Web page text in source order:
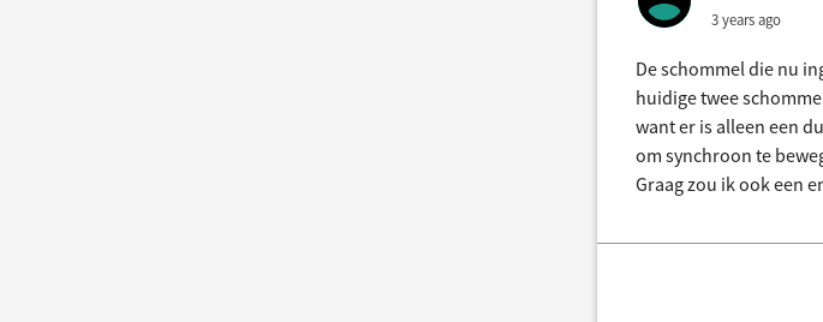
3 years ago
De schommel die nu
huidige twee
want er is alleen een
om synchroon te
Graag zou ik ook een